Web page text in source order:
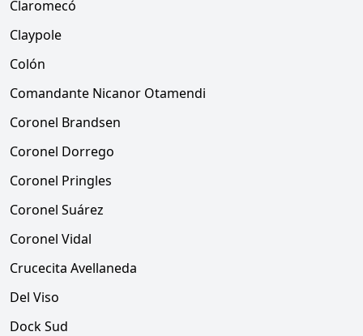
Claromecó
Claypole
Colón
Comandante Nicanor Otamendi
Coronel Brandsen
Coronel Dorrego
Coronel Pringles
Coronel Suárez
Coronel Vidal
Crucecita Avellaneda
Del Viso
Dock Sud